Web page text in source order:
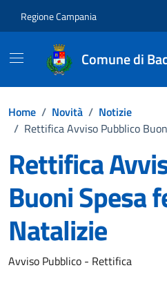
Regione Campania
Comune di
Home / Novità / Notizie
/ Rettifica Avviso Pubblico
Rettifica
Buoni Spesa
Natalizie
Dettagli della
Avviso Pubblico - Rettifica